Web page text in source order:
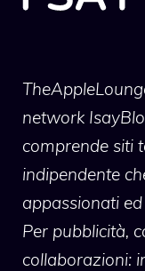
network
comprende siti
indipendente
appassionati
Per pubblicità,
collaborazioni: